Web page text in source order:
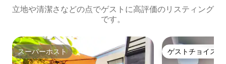
立地や清潔さなどの点でゲストに高評価のリスティング
です。
スーパーホスト
スーパーホスト ゲストチョイス
ゲストチョイス